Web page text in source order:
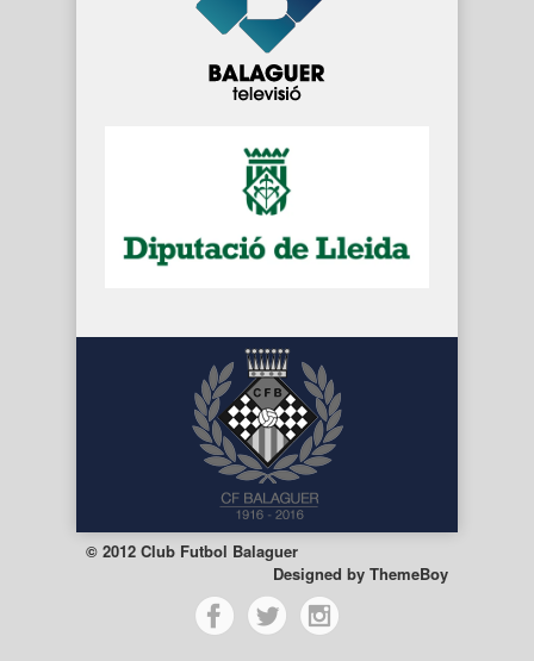
© 2012 Club Futbol Balaguer
Designed by ThemeBoy